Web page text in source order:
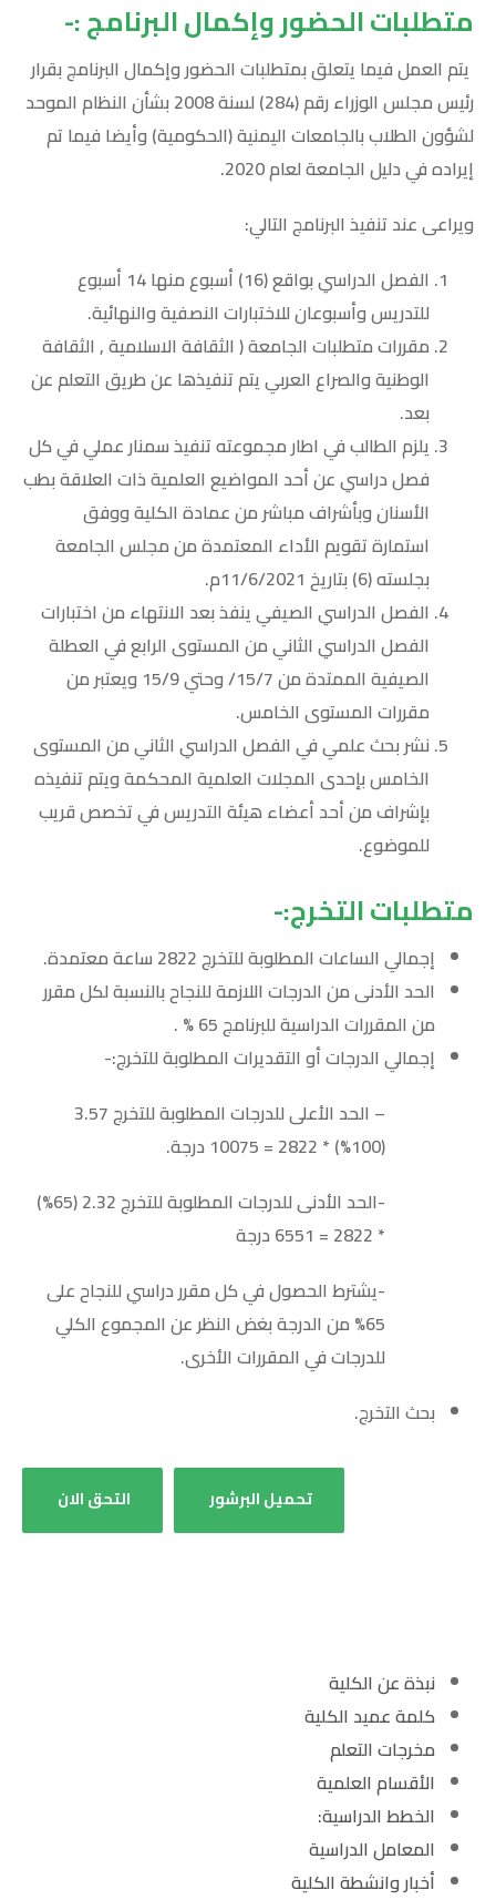
متطلبات الحضور وإكمال البرنامج :-
يتم العمل فيما يتعلق بمتطلبات الحضور وإكمال البرنامج بقرار
رئيس مجلس الوزراء رقم (284) لسنة 2008 بشأن النظام الموحد
لشؤون الطلاب بالجامعات اليمنية (الحكومية) وأيضا فيما تم
إيراده في دليل الجامعة لعام 2020.
ويراعى عند تنفيذ البرنامج التالي:
الفصل الدراسي بواقع (16) أسبوع منها 14 أسبوع
للتدريس وأسبوعان للاختبارات النصفية والنهائية.
مقررات متطلبات الجامعة ( الثقافة الاسلامية , الثقافة
الوطنية والصراع العربي يتم تنفيذها عن طريق التعلم عن
بعد.
يلزم الطالب في اطار مجموعته تنفيذ سمنار عملي في كل
فصل دراسي عن أحد المواضيع العلمية ذات العلاقة بطب
الأسنان وبأشراف مباشر من عمادة الكلية ووفق
استمارة تقويم الأداء المعتمدة من مجلس الجامعة
بجلسته (6) بتاريخ 11/6/2021م.
الفصل الدراسي الصيفي ينفذ بعد الانتهاء من اختبارات
الفصل الدراسي الثاني من المستوى الرابع في العطلة
الصيفية الممتدة من 15/7/ وحتي 15/9 ويعتبر من
مقررات المستوى الخامس.
نشر بحث علمي في الفصل الدراسي الثاني من المستوى
الخامس بإحدى المجلات العلمية المحكمة ويتم تنفيذه
بإشراف من أحد أعضاء هيئة التدريس في تخصص قريب
للموضوع.
متطلبات التخرج:-
إجمالي الساعات المطلوبة للتخرج 2822 ساعة معتمدة.
الحد الأدنى من الدرجات اللازمة للنجاح بالنسبة لكل مقرر
من المقررات الدراسية للبرنامج 65 % .
إجمالي الدرجات أو التقديرات المطلوبة للتخرج:-
– الحد الأعلى للدرجات المطلوبة للتخرج 3.57
(100%) * 2822 = 10075 درجة.
-الحد الأدنى للدرجات المطلوبة للتخرج 2.32 (65%)
* 2822 = 6551 درجة
-يشترط الحصول في كل مقرر دراسي للنجاح على
65% من الدرجة بغض النظر عن المجموع الكلي
للدرجات في المقررات الأخرى.
بحث التخرج.
التحق الان تحميل البرشور
نبذة عن الكلية
كلمة عميد الكلية
مخرجات التعلم
الأقسام العلمية
الخطط الدراسية:
المعامل الدراسية
أخبار وانشطة الكلية